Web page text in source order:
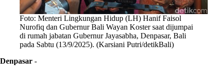
Foto: Menteri Lingkungan Hidup (LH) Hanif Faisol
Nurofiq dan Gubernur Bali Wayan Koster saat dijumpai
di rumah jabatan Gubernur Jayasabha, Denpasar, Bali
pada Sabtu (13/9/2025). (Karsiani Putri/detikBali)
Denpasar -